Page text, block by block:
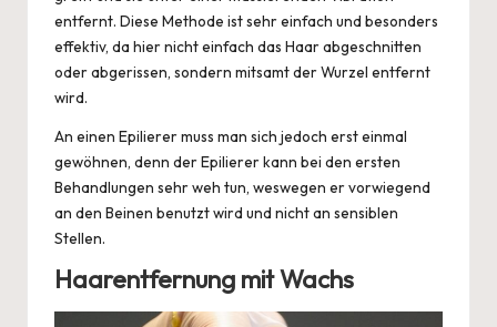
entfernt. Diese Methode ist sehr einfach und besonders
effektiv, da hier nicht einfach das Haar abgeschnitten
oder abgerissen, sondern mitsamt der Wurzel entfernt
wird.
An einen Epilierer muss man sich jedoch erst einmal
gewöhnen, denn der Epilierer kann bei den ersten
Behandlungen sehr weh tun, weswegen er vorwiegend
an den Beinen benutzt wird und nicht an sensiblen
Stellen.
Haarentfernung mit Wachs